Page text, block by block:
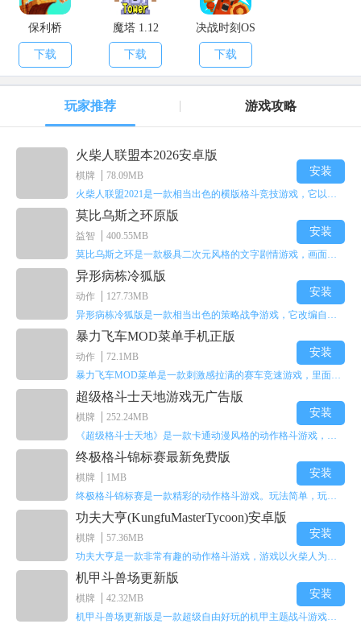
保利桥
下载
魔塔 1.12
下载
决战时刻OS
下载
玩家推荐 游戏攻略
火柴人联盟本2026安卓版
棋牌
78.09MB
火柴人联盟2021是一款相当出色的横版格斗竞技游戏，它以火柴人形象高度还原了知名端游《英雄联盟》里的众多英雄。玩家能够自由挑选两名火柴人英雄开启自己的战斗秀，这里有着炫酷的技能特效和一流的打击感，感兴趣的话就快来体验火柴人联盟2021吧！
安装
莫比乌斯之环原版
益智
400.55MB
莫比乌斯之环是一款极具二次元风格的文字剧情游戏，画面达到动画级别的视觉效果，玩家将帮助游戏中的二次元少女达成心愿，感兴趣的玩家不妨来体验一下这款游戏！
安装
异形病栋冷狐版
动作
127.73MB
异形病栋冷狐版是一款相当出色的策略战争游戏，它改编自同名电影。玩家会进入一座遍布未知与恐惧的废弃病楼，探寻里面的秘密，揭开潜藏在黑暗里的真相。在游戏过程中，玩家要收集线索和道具，破解各种谜团，还要躲避或者对抗怪物。这款游戏支持中文字幕，能带来沉浸式的恐怖体验，很适合喜爱恐怖解谜的玩家。
安装
暴力飞车MOD菜单手机正版
动作
72.1MB
暴力飞车MOD菜单是一款刺激感拉满的赛车竞速游戏，里面有海量顶级超跑等着玩家去解锁和驾驶。游戏还加入了充满悬念的隐藏宝箱系统，打开宝箱能获得稀有道具、性能强化组件和特殊奖励，这些都能大大提高通关效率和竞技优势，玩起来紧张又爽快，沉浸感特别强。
安装
超级格斗士天地游戏无广告版
棋牌
252.24MB
《超级格斗士天地》是一款卡通动漫风格的动作格斗游戏，能瞬间点燃你的格斗激情，让你迅速热血沸腾。游戏里有海绵宝宝、超能小子、幻影丹尼等众多热门角色可供挑选，趣味性拉满，玩起来容易上瘾，绝对是打发无聊时光的绝佳选择。对这款游戏感兴趣的朋友，欢迎来天尚站体验~
安装
终极格斗锦标赛最新免费版
棋牌
1MB
终极格斗锦标赛是一款精彩的动作格斗游戏。玩法简单，玩家只需滑动手势，就能施展出华丽的史诗动作与超级连招。不断提升、升级你的战斗技能吧！欢迎前来体验！在原有基础上，操作体验进行了一定优化，玩家操作将更加简洁流畅，还能为角色添加特殊能力与招式。喜欢这类游戏的玩家可千万别错过！
安装
功夫大亨(KungfuMasterTycoon)安卓版
棋牌
57.36MB
功夫大亨是一款非常有趣的动作格斗游戏，游戏以火柴人为角色形象，不同职业的角色都拥有独特的特殊效果。玩家可以选择自己喜爱的角色挑战关卡，在关卡中通过施展连续特技来消灭怪物。游戏有着精彩的战斗方式和炫酷的特效，喜欢这类游戏的玩家快来体验功夫大亨吧！
安装
机甲斗兽场更新版
棋牌
42.32MB
机甲斗兽场更新版是一款超级自由好玩的机甲主题战斗游戏。里面的一些道具都是免费的。不需要太多高超的技巧，就用手指点一下，就能打发闲暇无聊的时间。这个绝对会是一个非常不错的选择。而且每个机甲都会有自己对应的技能，能展现更多的过关技巧，其中会出现更多不同的怪物。多了解一下你根据怪物的变化调整的过关技能吧！
安装